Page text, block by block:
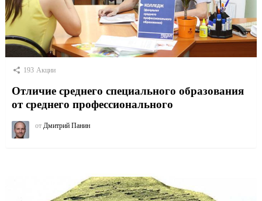
193 Акции
Отличие среднего специального образования
от среднего профессионального
от Дмитрий Панин